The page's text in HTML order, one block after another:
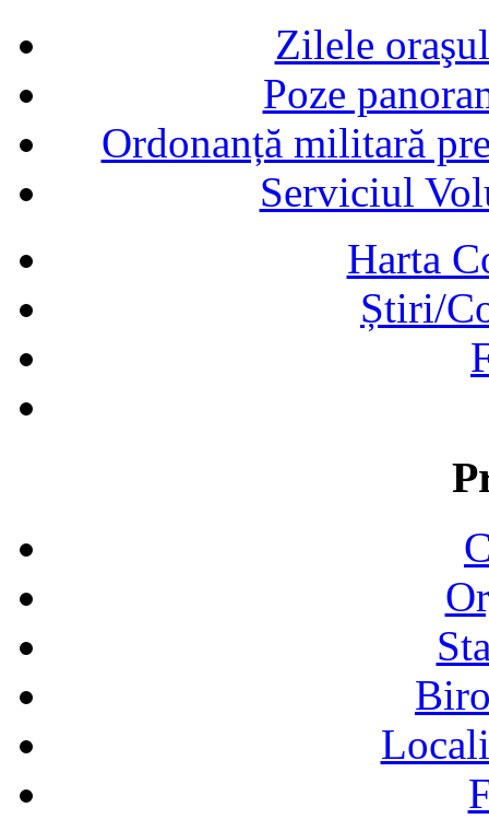
Zilele
Poze
Ordonanță militară
Serviciul
Harta
Știri/